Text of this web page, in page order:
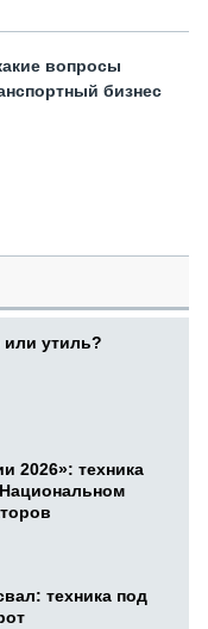
вопросы
бизнес
или утиль?
2026»: техника
техника под